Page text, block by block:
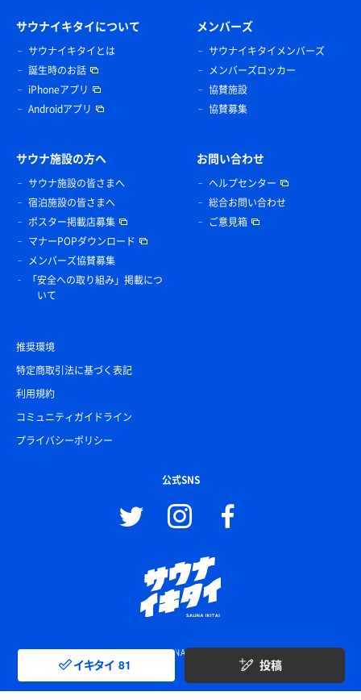
イキタイ 81 投稿
サウナイキタイについて
サウナイキタイとは
誕生時のお話
iPhoneアプリ
Androidアプリ
メンバーズ
サウナイキタイメンバーズ
メンバーズロッカー
協賛施設
協賛募集
サウナ施設の方へ
サウナ施設の皆さまへ
宿泊施設の皆さまへ
ポスター掲載店募集
マナーPOPダウンロード
メンバーズ協賛募集
「安全への取り組み」掲載につ
いて
お問い合わせ
ヘルプセンター
総合お問い合わせ
ご意見箱
推奨環境
特定商取引法に基づく表記
利用規約
コミュニティガイドライン
プライバシーポリシー
公式SNS
© SAUNA IKITAI